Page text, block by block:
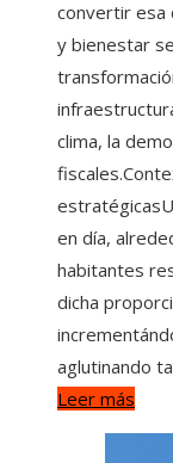
convertir esa
y bienestar
clima, la
en día,
habitantes
dicha
aglutinando
Leer más